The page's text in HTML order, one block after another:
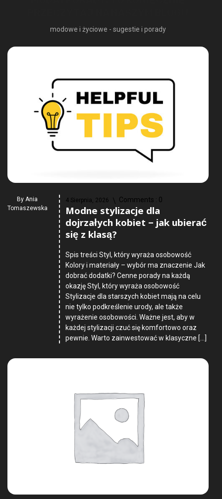
modowe i życiowe - sugestie i porady
By Ania
Tomaszewska
4 Sierpnia, 2026 Comments : 0
Modne stylizacje dla
dojrzałych kobiet – jak ubierać
się z klasą?
Spis treści Styl, który wyraża osobowość
Kolory i materiały – wybór ma znaczenie Jak
dobrać dodatki? Cenne porady na każdą
okazję Styl, który wyraża osobowość
Stylizacje dla starszych kobiet mają na celu
nie tylko podkreślenie urody, ale także
wyrażenie osobowości. Ważne jest, aby w
każdej stylizacji czuć się komfortowo oraz
pewnie. Warto zainwestować w klasyczne […]